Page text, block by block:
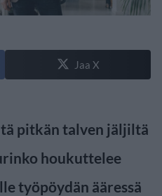
Jaa X
pitkän talven jäljiltä
houkuttelee
työpöydän ääressä